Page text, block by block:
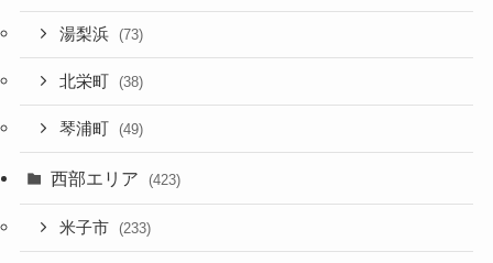
湯梨浜 (73)
北栄町 (38)
琴浦町 (49)
西部エリア (423)
米子市 (233)